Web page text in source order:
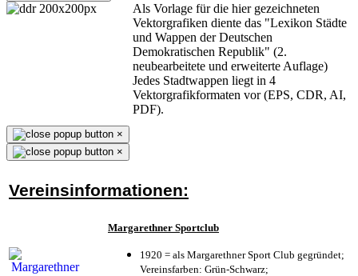
Als Vorlage für die hier gezeichneten
Vektorgrafiken diente das "Lexikon Städte
und Wappen der Deutschen
Demokratischen Republik" (2.
neubearbeitete und erweiterte Auflage)
Jedes Stadtwappen liegt in 4
Vektorgrafikformaten vor (EPS, CDR, AI,
PDF).
×
×
Vereinsinformationen:
Margarethner Sportclub
1920 = als Margarethner Sport Club gegründet;
Vereinsfarben: Grün-Schwarz;